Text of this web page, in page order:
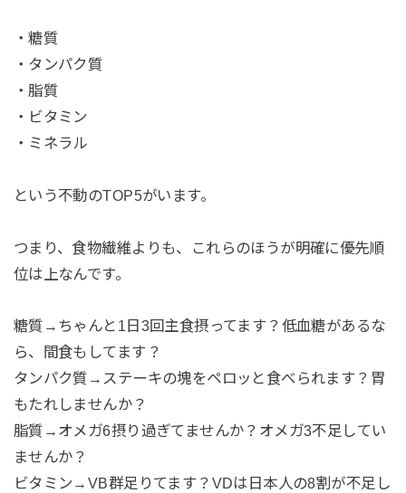
・糖質
・タンパク質
・脂質
・ビタミン
・ミネラル
という不動のTOP5がいます。
つまり、食物繊維よりも、これらのほうが明確に優先順
位は上なんです。
糖質→ちゃんと1日3回主食摂ってます？低血糖があるな
ら、間食もしてます？
タンパク質→ステーキの塊をペロッと食べられます？胃
もたれしませんか？
脂質→オメガ6摂り過ぎてませんか？オメガ3不足してい
ませんか？
ビタミン→VB群足りてます？VDは日本人の8割が不足し